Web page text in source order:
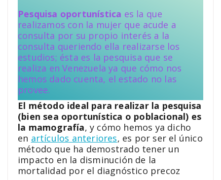
Pesquisa oportunística es la que
realizamos con la mujer que acude a
consulta por su propio interés a la
consulta queriendo ella realizarse los
estudios; ésta es la pesquisa que se
realiza en Venezuela ya que cómo nos
hemos dado cuenta, el estado no las
provee.
El método ideal para realizar la pesquisa
(bien sea oportunística o poblacional) es
la mamografía, y cómo hemos ya dicho
en artículos anteriores, es por ser el único
método que ha demostrado tener un
impacto en la disminución de la
mortalidad por el diagnóstico precoz